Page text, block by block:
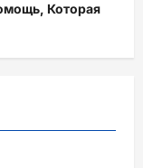
Которая